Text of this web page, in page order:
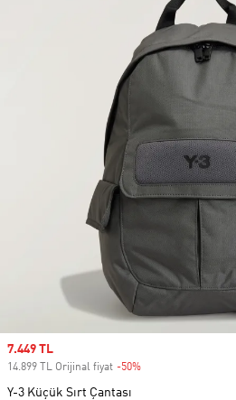
Sale price
7.449 TL
14.899 TL Orijinal fiyat -50%
Y-3 Küçük Sırt Çantası